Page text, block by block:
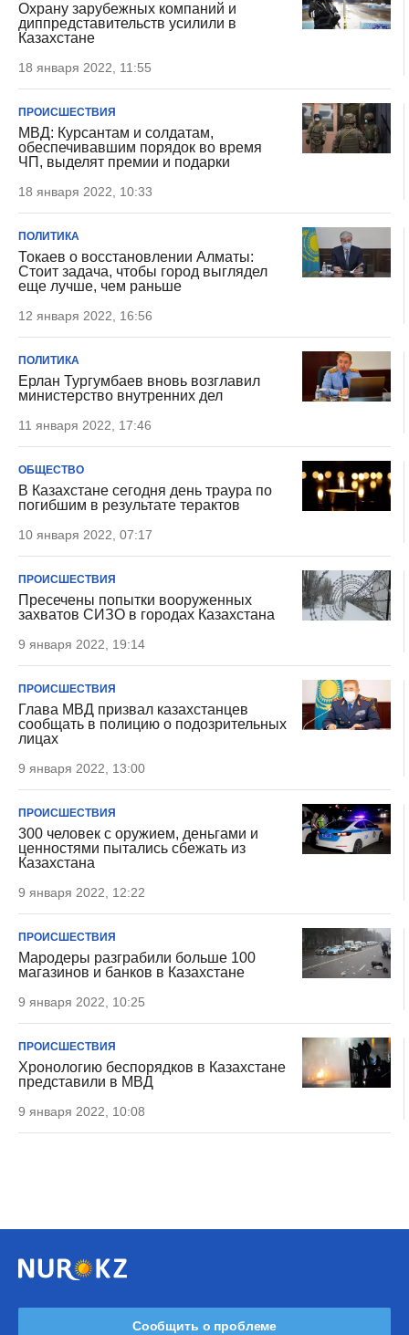
Охрану зарубежных компаний и
диппредставительств усилили в
Казахстане
18 января 2022, 11:55
ПРОИСШЕСТВИЯ
МВД: Курсантам и солдатам,
обеспечивавшим порядок во время
ЧП, выделят премии и подарки
18 января 2022, 10:33
ПОЛИТИКА
Токаев о восстановлении Алматы:
Стоит задача, чтобы город выглядел
еще лучше, чем раньше
12 января 2022, 16:56
ПОЛИТИКА
Ерлан Тургумбаев вновь возглавил
министерство внутренних дел
11 января 2022, 17:46
ОБЩЕСТВО
В Казахстане сегодня день траура по
погибшим в результате терактов
10 января 2022, 07:17
ПРОИСШЕСТВИЯ
Пресечены попытки вооруженных
захватов СИЗО в городах Казахстана
9 января 2022, 19:14
ПРОИСШЕСТВИЯ
Глава МВД призвал казахстанцев
сообщать в полицию о подозрительных
лицах
9 января 2022, 13:00
ПРОИСШЕСТВИЯ
300 человек с оружием, деньгами и
ценностями пытались сбежать из
Казахстана
9 января 2022, 12:22
ПРОИСШЕСТВИЯ
Мародеры разграбили больше 100
магазинов и банков в Казахстане
9 января 2022, 10:25
ПРОИСШЕСТВИЯ
Хронологию беспорядков в Казахстане
представили в МВД
9 января 2022, 10:08
Сообщить о проблеме